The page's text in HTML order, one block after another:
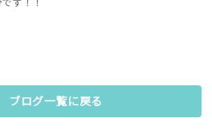
ブログ一覧に戻る